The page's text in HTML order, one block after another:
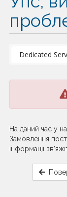
На даний час у
Замовлення
інформації